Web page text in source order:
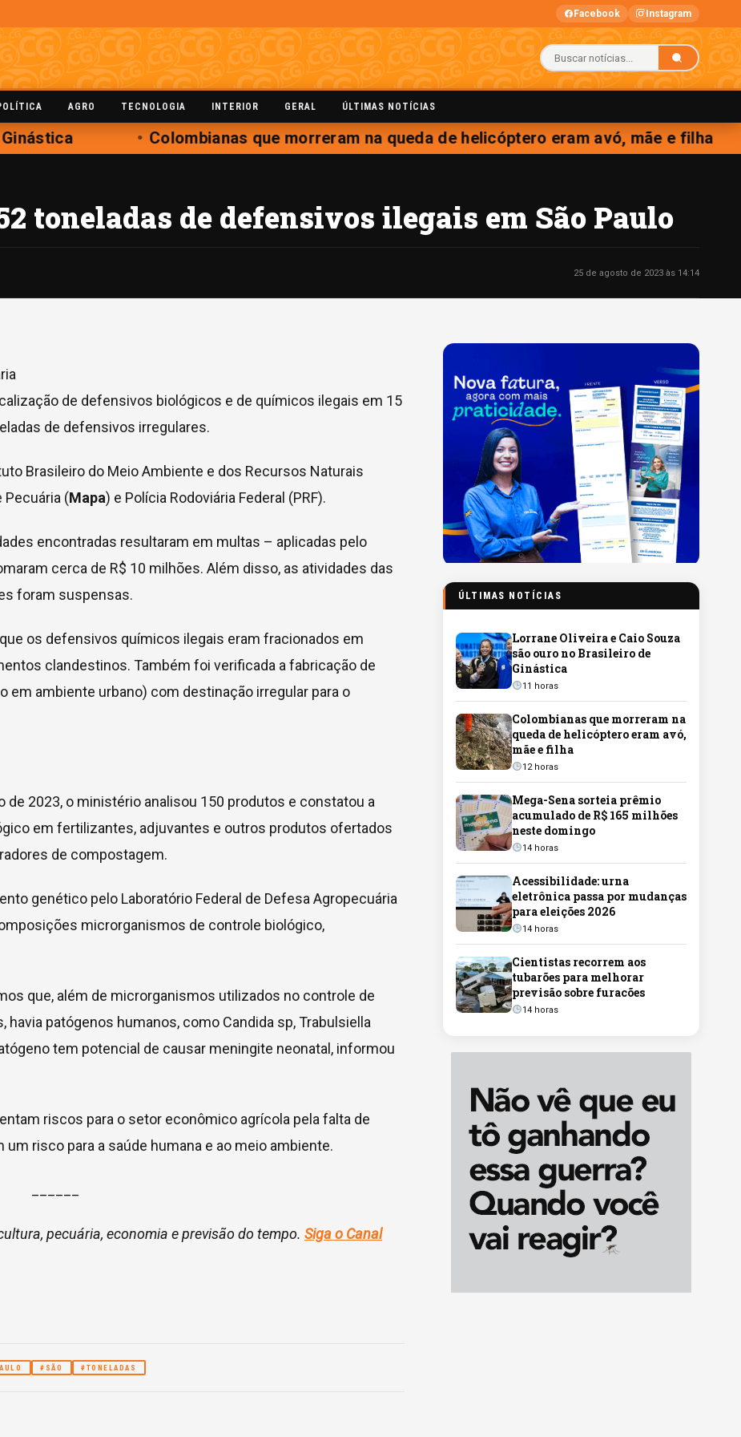
Facebook Instagram
AGRO TECNOLOGIA INTERIOR GERAL ÚLTIMAS NOTÍCIAS
Colombianas que morreram na queda de helicóptero eram avó, mãe e filha
toneladas de defensivos ilegais em São Paulo
25 de agosto de 2023 às 14:14
de defensivos biológicos e de químicos ilegais em 15
de defensivos irregulares.
Brasileiro do Meio Ambiente e dos Recursos Naturais
Pecuária (Mapa) e Polícia Rodoviária Federal (PRF).
encontradas resultaram em multas – aplicadas pelo
cerca de R$ 10 milhões. Além disso, as atividades das
foram suspensas.
os defensivos químicos ilegais eram fracionados em
clandestinos. Também foi verificada a fabricação de
ambiente urbano) com destinação irregular para o
2023, o ministério analisou 150 produtos e constatou a
em fertilizantes, adjuvantes e outros produtos ofertados
de compostagem.
genético pelo Laboratório Federal de Defesa Agropecuária
microrganismos de controle biológico,
que, além de microrganismos utilizados no controle de
patógenos humanos, como Candida sp, Trabulsiella
tem potencial de causar meningite neonatal, informou
riscos para o setor econômico agrícola pela falta de
risco para a saúde humana e ao meio ambiente.
pecuária, economia e previsão do tempo. Siga o Canal
#SÃO #TONELADAS
ÚLTIMAS NOTÍCIAS
Lorrane Oliveira e Caio Souza
são ouro no Brasileiro de
Ginástica
11 horas
Colombianas que morreram na
queda de helicóptero eram avó,
mãe e filha
12 horas
Mega-Sena sorteia prêmio
acumulado de R$ 165 milhões
neste domingo
14 horas
Acessibilidade: urna
eletrônica passa por mudanças
para eleições 2026
14 horas
Cientistas recorrem aos
tubarões para melhorar
previsão sobre furacões
14 horas